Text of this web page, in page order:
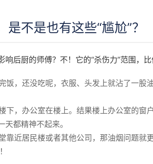
不是也有这些“尴尬”？
后厨的师傅？不！它的“杀伤力”范围，比
饭，还没吃呢，衣服、头发上就沾了一股
下，办公室在楼上。结果楼上办公室的窗
天都精神不起来。
靠近居民楼或者其他公司，那油烟问题就